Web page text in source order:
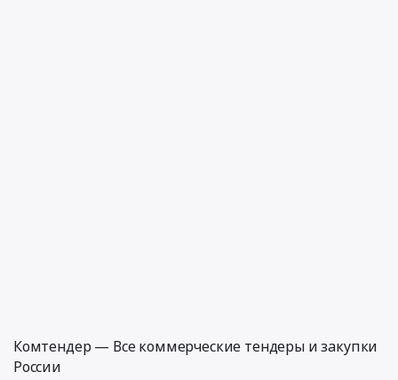
Комтендер — Все коммерческие тендеры и закупки
России